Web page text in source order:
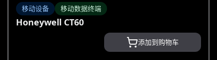
移动设备 移动数据终端
Honeywell CT60
添加到购物车